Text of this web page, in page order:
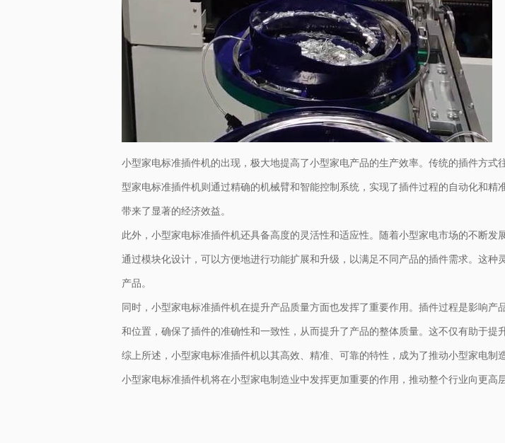
小型家电标准插件机的出现，极大地提高了小型家电产品的生产效率。传统的插件方
型家电标准插件机则通过精确的机械臂和智能控制系统，实现了插件过程的自动化和
带来了显著的经济效益。
此外，小型家电标准插件机还具备高度的灵活性和适应性。随着小型家电市场的不断
通过模块化设计，可以方便地进行功能扩展和升级，以满足不同产品的插件需求。这
产品。
同时，小型家电标准插件机在提升产品质量方面也发挥了重要作用。插件过程是影响
和位置，确保了插件的准确性和一致性，从而提升了产品的整体质量。这不仅有助于提
综上所述，小型家电标准插件机以其高效、精准、可靠的特性，成为了推动小型家电
小型家电标准插件机将在小型家电制造业中发挥更加重要的作用，推动整个行业向更高